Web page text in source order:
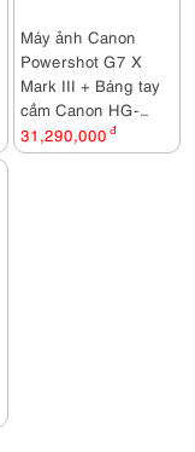
Máy ảnh Canon
Powershot G7 X
Mark III + Báng tay
cầm Canon HG-
100TBR
31,290,000 đ